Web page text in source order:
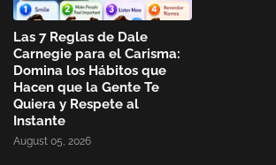
Las 7 Reglas de Dale
Carnegie para el Carisma:
Domina los Hábitos que
Hacen que la Gente Te
Quiera y Respete al
Instante
August 05, 2026